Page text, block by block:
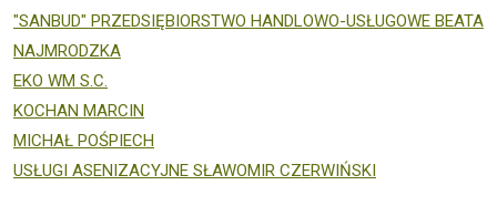
"SANBUD" PRZEDSIĘBIORSTWO HANDLOWO-USŁUGOWE BEATA
NAJMRODZKA
EKO WM S.C.
KOCHAN MARCIN
MICHAŁ POŚPIECH
USŁUGI ASENIZACYJNE SŁAWOMIR CZERWIŃSKI